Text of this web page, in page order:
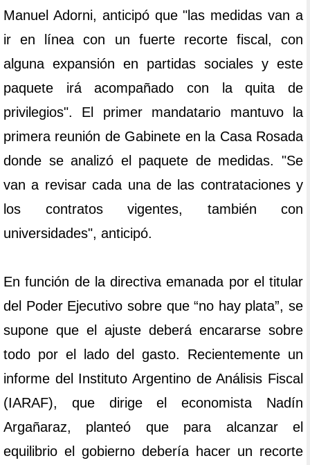
Manuel Adorni, anticipó que "las medidas van a
ir en línea con un fuerte recorte fiscal, con
alguna expansión en partidas sociales y este
paquete irá acompañado con la quita de
privilegios". El primer mandatario mantuvo la
primera reunión de Gabinete en la Casa Rosada
donde se analizó el paquete de medidas. "Se
van a revisar cada una de las contrataciones y
los contratos vigentes, también con
universidades", anticipó.
En función de la directiva emanada por el titular
del Poder Ejecutivo sobre que “no hay plata”, se
supone que el ajuste deberá encararse sobre
todo por el lado del gasto. Recientemente un
informe del Instituto Argentino de Análisis Fiscal
(IARAF), que dirige el economista Nadín
Argañaraz, planteó que para alcanzar el
equilibrio el gobierno debería hacer un recorte